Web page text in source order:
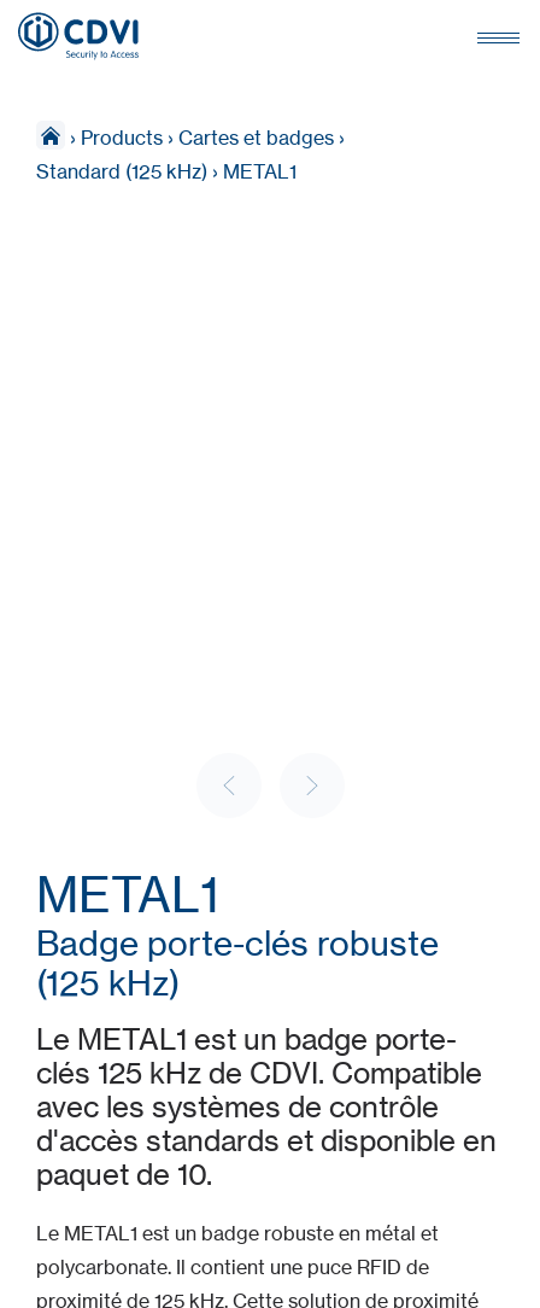
› Products › Cartes et badges ›
Standard (125 kHz) › METAL1
METAL1
Badge porte-clés robuste
(125 kHz)
Le METAL1 est un badge porte-
clés 125 kHz de CDVI. Compatible
avec les systèmes de contrôle
d'accès standards et disponible en
paquet de 10.
Le METAL1 est un badge robuste en métal et
polycarbonate. Il contient une puce RFID de
proximité de 125 kHz. Cette solution de proximité